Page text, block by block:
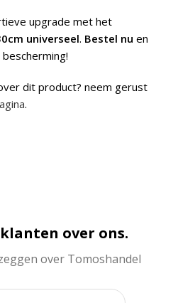
upgrade met het
universeel. Bestel nu en
dit product? neem gerust
.
over ons.
over Tomoshandel